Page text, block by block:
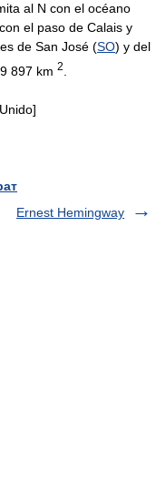
al N con el océano
el paso de Calais y
de San José (SO) y del
897 km 2
Ernest Hemingway